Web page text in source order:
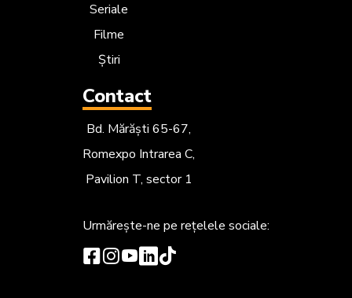
Seriale
Filme
Știri
Contact
Bd. Mărăști 65-67,
Romexpo Intrarea C,
Pavilion T, sector 1
Urmărește-ne pe rețelele sociale: